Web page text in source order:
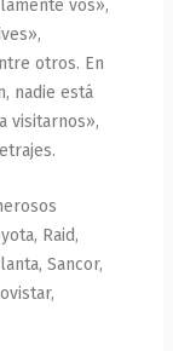
vos»,
otros. En
nadie está
visitarnos»,
Raid,
Sancor,